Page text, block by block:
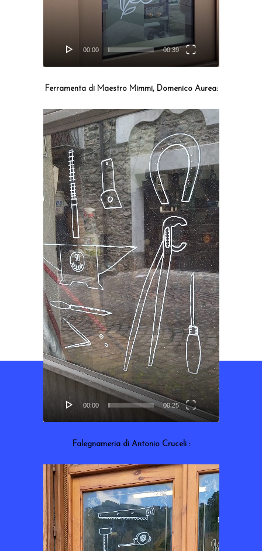
00:00 00:39
Ferramenta di Maestro Mimmi, Domenico Aurea:
Lecteur
vidéo
00:00 00:25
Falegnameria di Antonio Cruceli :
Lecteur
vidéo
À propos
Events
Galerie
e-shop
Blog
Qu’est-ce que la
Quels outils pour graver?